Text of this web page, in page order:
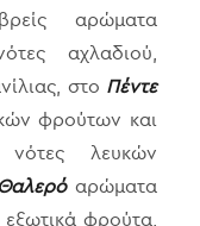
αρώματα
αχλαδιού,
στο Πέντε
φρούτων και
νότες λευκών
Θαλερόαρώματα
φρούτα,